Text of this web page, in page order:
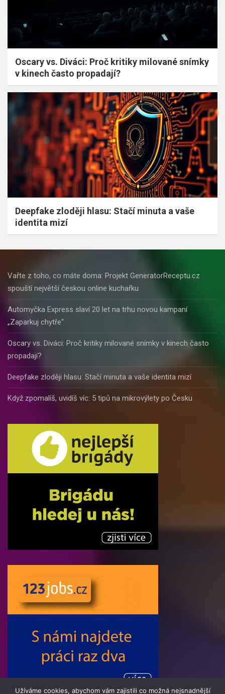
Oscary vs. Diváci: Proč kritiky milované snímky
v kinech často propadají?
Deepfake zloději hlasu: Stačí minuta a vaše
identita mizí
Vařte z toho, co máte doma: Projekt GeneratorReceptu.cz
spouští největší českou online kuchařku
Automyčka Express slaví 20 let na trhu novou kampaní
„Zaparkuj chytře“
Oscary vs. Diváci: Proč kritiky milované snímky v kinech často
propadají?
Deepfake zloději hlasu: Stačí minuta a vaše identita mizí
Když zpomalíš, uvidíš víc: 5 tipů na mikrovýlety po Česku
Užíváme cookies, abychom vám zajistili co možná nejsnadnější